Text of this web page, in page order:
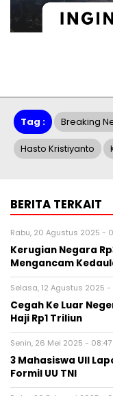
Tag : Breaking
Hasto Kristiyanto
BERITA TERKAIT
Rabu, 20 Agustus 2025 -
Kerugian Negara
Mengancam
Selasa, 12 Agustus 2025 -
Cegah Ke Luar
Haji Rp1 Triliun
Senin, 26 Mei 2025 - 08:47
3 Mahasiswa UII
Formil UU TNI